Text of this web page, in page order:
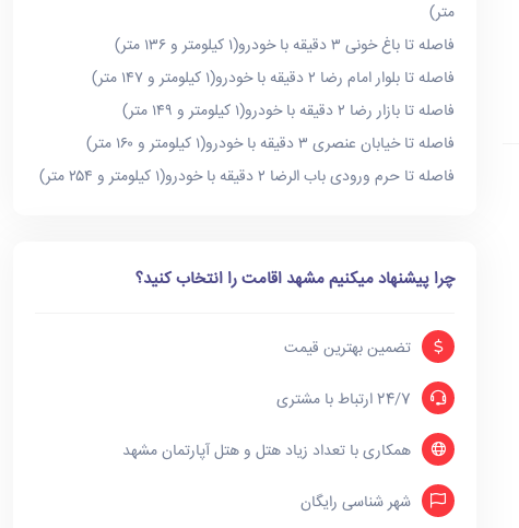
متر)
فاصله تا باغ خونی ۳ دقیقه با خودرو(۱ کیلومتر و ۱۳۶ متر)
فاصله تا بلوار امام رضا ۲ دقیقه با خودرو(۱ کیلومتر و ۱۴۷ متر)
فاصله تا بازار رضا ۲ دقیقه با خودرو(۱ کیلومتر و ۱۴۹ متر)
فاصله تا خیابان عنصری ۳ دقیقه با خودرو(۱ کیلومتر و ۱۶۰ متر)
فاصله تا حرم ورودی باب الرضا ۲ دقیقه با خودرو(۱ کیلومتر و ۲۵۴ متر)
چرا پیشنهاد میکنیم مشهد اقامت را انتخاب کنید؟
تضمین بهترین قیمت
24/7 ارتباط با مشتری
همکاری با تعداد زیاد هتل و هتل آپارتمان مشهد
شهر شناسی رایگان